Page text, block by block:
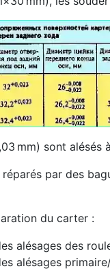
mm) sont alésés
par des
du carter :
alésages des
alésages